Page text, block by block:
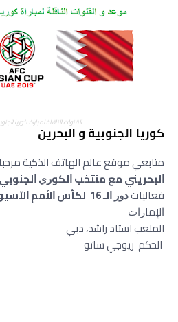
القنوات الناقلة لمباراة كوريا
كوريا الجنوبية و البحرين
متابعي موقع عالم الهاتف الذكية
ﺍﻟﺒﺤﺮﻳﻨﻲ مع منتخب ﺍﻟﻜﻮﺭﻱ ﺍﻟﺠﻨﻮﺑﻲ
فعالياتﺩﻭﺭ ﺍﻟـ 16 لكأس ﺍﻷﻣﻢ ﺍﻵﺳﻴﻮﻳﺔ
ﺍﻹﻣﺎﺭﺍﺕ
الملعب استاد راشد، دبي
الحكم ريوجي ساتو